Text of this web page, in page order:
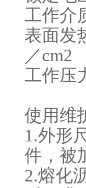
工作介
表面发
／cm2
工作压
使用维
1.外形
件，被
2.熔化